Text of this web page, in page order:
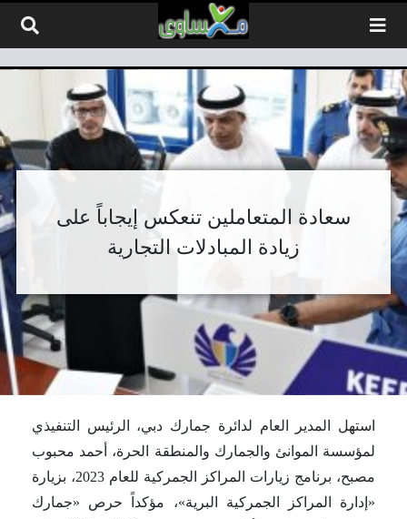
سعادة المتعاملين تنعكس إيجاباً على
زيادة المبادلات التجارية
استهل المدير العام لدائرة جمارك دبي، الرئيس التنفيذي
لمؤسسة الموانئ والجمارك والمنطقة الحرة، أحمد محبوب
مصبح، برنامج زيارات المراكز الجمركية للعام 2023، بزيارة
«إدارة المراكز الجمركية البرية»، مؤكداً حرص «جمارك